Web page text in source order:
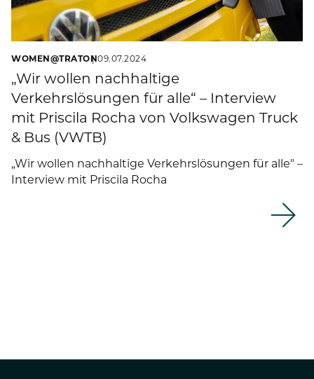
WOMEN@TRATON09.07.2024
„Wir wollen nachhaltige
Verkehrslösungen für alle“ – Interview
mit Priscila Rocha von Volkswagen Truck
& Bus (VWTB)
„Wir wollen nachhaltige Verkehrslösungen für alle" –
Interview mit Priscila Rocha